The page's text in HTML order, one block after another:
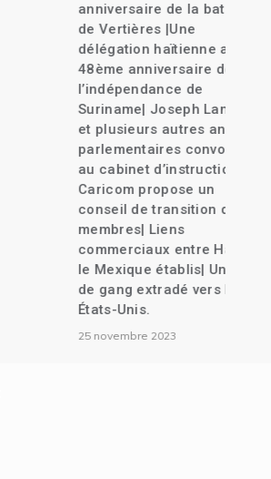
anniversaire de la bataille
de Vertières |Une
délégation haïtienne au
48ème anniversaire de
l’indépendance de
Suriname| Joseph Lambert
et plusieurs autres anciens
parlementaires convoqués
au cabinet d’instruction| La
Caricom propose un
conseil de transition de 7
membres| Liens
commerciaux entre Haïti et
le Mexique établis| Un chef
de gang extradé vers les
États-Unis.
25 novembre 2023